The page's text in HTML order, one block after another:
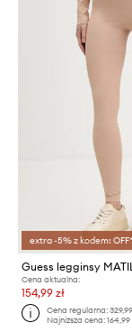
extra -5% z kodem: OFF*
Guess legginsy
Cena aktualna:
154,99 zł
Cena regularna:
Najniższa cena:164,99